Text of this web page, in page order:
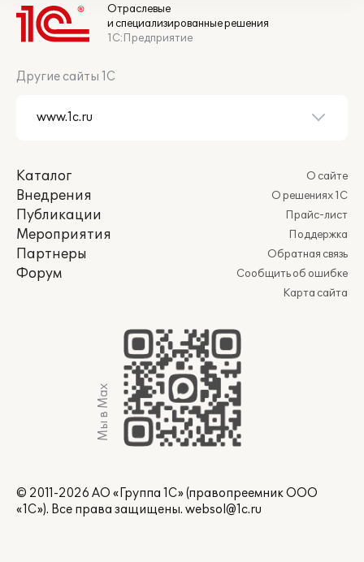
Отраслевые
и специализированные решения
1С:Предприятие
Другие сайты 1С
Каталог
Внедрения
Публикации
Мероприятия
Партнеры
Форум
О сайте
О решениях 1С
Прайс-лист
Поддержка
Обратная связь
Сообщить об ошибке
Карта сайта
Мы в Max
© 2011-2026 АО «Группа 1С» (правопреемник ООО
«1С»). Все права защищены. websol@1c.ru